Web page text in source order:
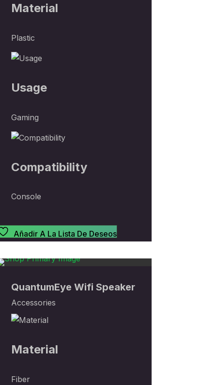
Material
Plastic
Usage
Gaming
Compatibility
Console
Añadir A La Lista De Deseos
Out
Out
Out
QuantumEye Wifi Speaker
Accessories
Material
Fiber